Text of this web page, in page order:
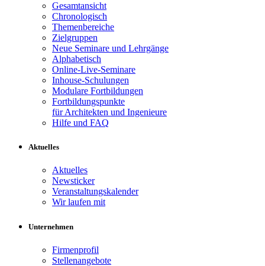
Gesamtansicht
Chronologisch
Themenbereiche
Zielgruppen
Neue Seminare und Lehrgänge
Alphabetisch
Online-Live-Seminare
Inhouse-Schulungen
Modulare Fortbildungen
Fortbildungspunkte
für Architekten und Ingenieure
Hilfe und FAQ
Aktuelles
Aktuelles
Newsticker
Veranstaltungskalender
Wir laufen mit
Unternehmen
Firmenprofil
Stellenangebote